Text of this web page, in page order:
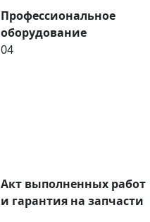
Профессиональное
оборудование
04
Акт выполненных работ
и гарантия на запчасти